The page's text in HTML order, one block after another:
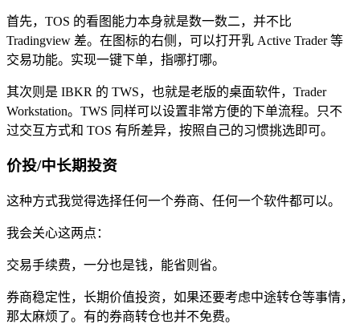
首先，TOS 的看图能力本身就是数一数二，并不比
Tradingview 差。在图标的右侧，可以打开乳 Active Trader 等
交易功能。实现一键下单，指哪打哪。
其次则是 IBKR 的 TWS，也就是老版的桌面软件，Trader
Workstation。TWS 同样可以设置非常方便的下单流程。只不
过交互方式和 TOS 有所差异，按照自己的习惯挑选即可。
价投/中长期投资
这种方式我觉得选择任何一个券商、任何一个软件都可以。
我会关心这两点：
交易手续费，一分也是钱，能省则省。
券商稳定性，长期价值投资，如果还要考虑中途转仓等事情，
那太麻烦了。有的券商转仓也并不免费。